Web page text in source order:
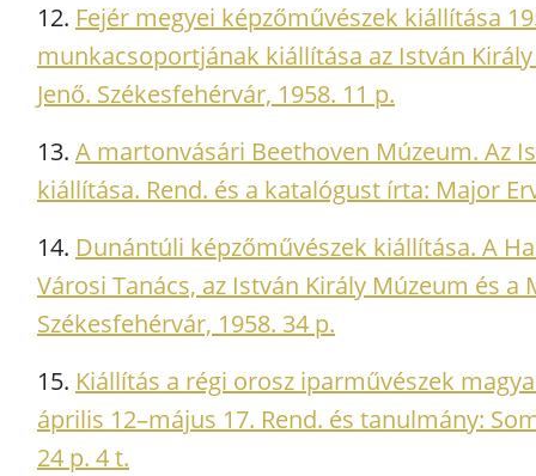
12. Fejér megyei képzőművészek kiállítása
munkacsoportjának kiállítása az István
Jenő. Székesfehérvár, 1958. 11 p.
13. A martonvásári Beethoven Múzeum. Az
kiállítása. Rend. és a katalógust írta: Major
14. Dunántúli képzőművészek kiállítása. A
Városi Tanács, az István Király Múzeum és
Székesfehérvár, 1958. 34 p.
15. Kiállítás a régi orosz iparművészek
április 12–május 17. Rend. és tanulmány:
24 p. 4 t.